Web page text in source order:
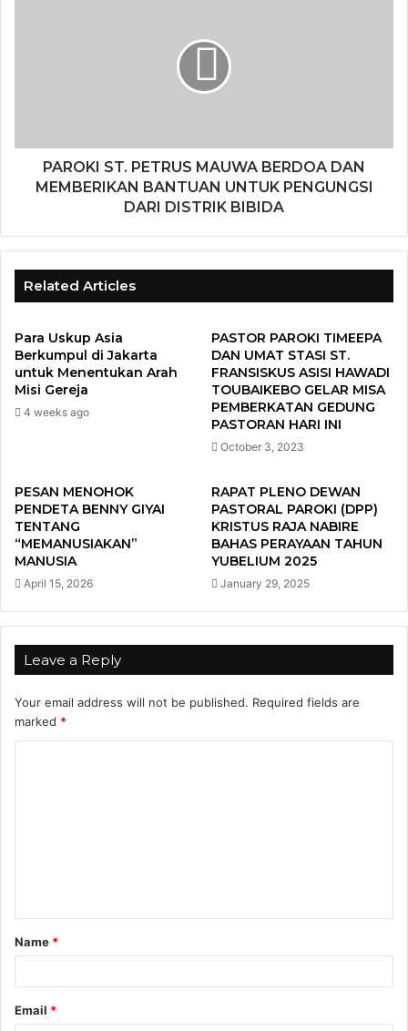
PAROKI ST. PETRUS MAUWA BERDOA DAN
MEMBERIKAN BANTUAN UNTUK PENGUNGSI
DARI DISTRIK BIBIDA
Related Articles
Para Uskup Asia
Berkumpul di Jakarta
untuk Menentukan Arah
Misi Gereja
4 weeks ago
PASTOR PAROKI TIMEEPA
DAN UMAT STASI ST.
FRANSISKUS ASISI HAWADI
TOUBAIKEBO GELAR MISA
PEMBERKATAN GEDUNG
PASTORAN HARI INI
October 3, 2023
PESAN MENOHOK
PENDETA BENNY GIYAI
TENTANG
“MEMANUSIAKAN”
MANUSIA
April 15, 2026
RAPAT PLENO DEWAN
PASTORAL PAROKI (DPP)
KRISTUS RAJA NABIRE
BAHAS PERAYAAN TAHUN
YUBELIUM 2025
January 29, 2025
Leave a Reply
Your email address will not be published. Required fields are
marked *
t
*
Name *
Email *